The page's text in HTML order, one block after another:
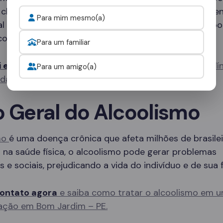
especializadas que oferecem desde
até programas de internação completos, com
24 horas por dia.
fale com um consultor
para escolher a melhor
Geral do Alcoolismo
é uma doença crônica que afeta milhões de
saúde física, o alcoolismo pode gerar problemas
e sociais, prejudicando a vida do indivíduo e de sua
agora e saiba como tratar o alcoolismo em
em Bom Jardim – PE.
Para mim mesmo(a)
Para um familiar
Para um amigo(a)